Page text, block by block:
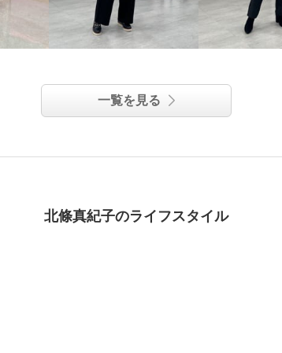
一覧を見る
北條真紀子のライフスタイル